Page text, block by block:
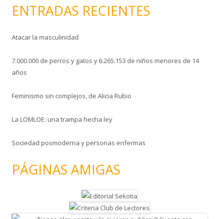
ENTRADAS RECIENTES
Atacar la masculinidad
7.000.000 de perros y gatos y 6.265.153 de niños menores de 14
años
Feminismo sin complejos, de Alicia Rubio
La LOMLOE: una trampa hecha ley
Sociedad posmoderna y personas enfermas
PÁGINAS AMIGAS